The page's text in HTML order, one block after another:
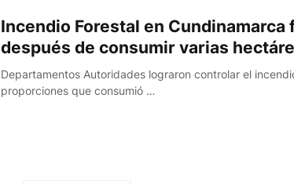
Incendio Forestal en Cundinamarca
después de consumir varias
Departamentos Autoridades lograron controlar el
proporciones que consumió …